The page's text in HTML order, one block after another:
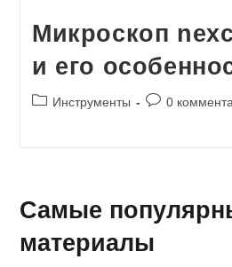
Микроскоп
и его
Рубрика
Инструменты
Комментарии
0
Самые
материалы